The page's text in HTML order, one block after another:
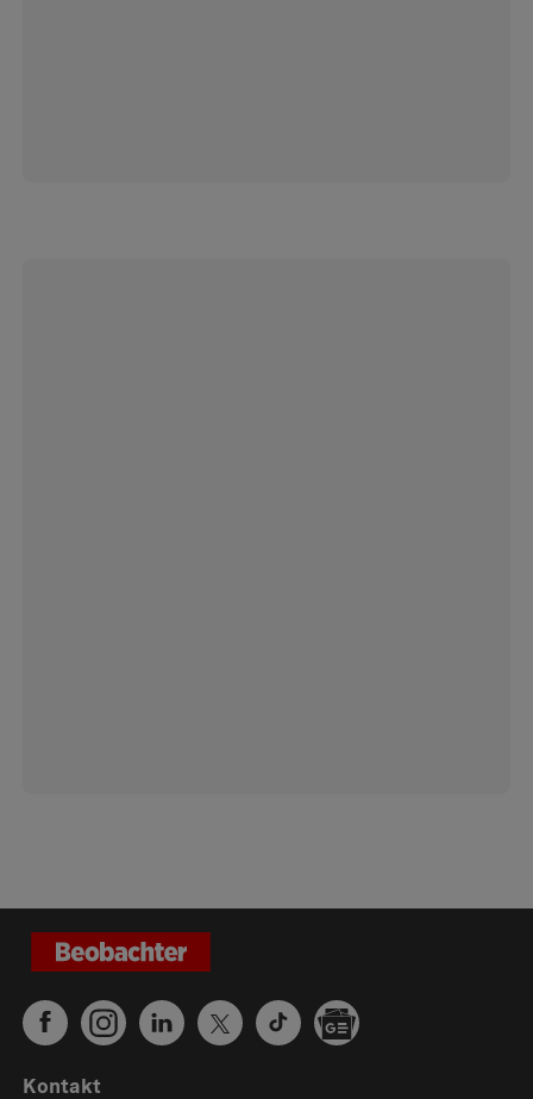
Kontakt